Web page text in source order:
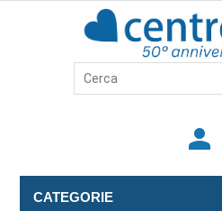
person
CATEGORIE